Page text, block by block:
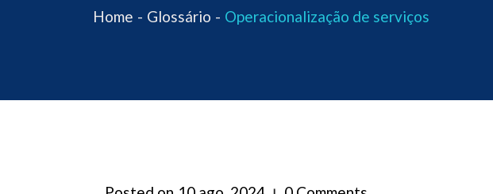
Home Glossário Operacionalização de serviços